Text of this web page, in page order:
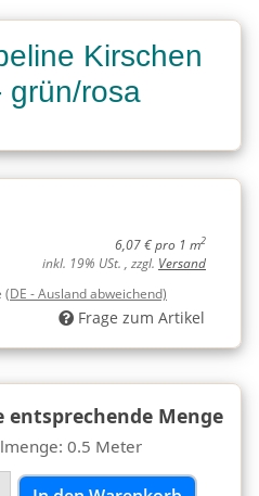
Kirschen
grün/rosa
6,07 € pro 1 m2
inkl. 19% USt. , zzgl. Versand
(DE - Ausland abweichend)
Frage zum Artikel
entsprechende Menge
0.5 Meter